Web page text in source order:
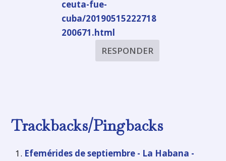
ceuta-fue-
cuba/20190515222718
200671.html
RESPONDER
Trackbacks/Pingbacks
Efemérides de septiembre - La Habana -